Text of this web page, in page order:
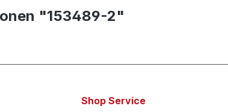
"153489-2"
Shop Service